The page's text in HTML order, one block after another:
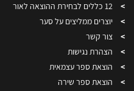
12 כללים לבחירת ההוצאה לאור
יוצרים ממליצים על סער
צור קשר
הצהרת נגישות
הוצאת ספר עצמאית
הוצאת ספר שירה